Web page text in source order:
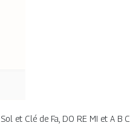
et Clé de Fa, DO RE MI et A B C.